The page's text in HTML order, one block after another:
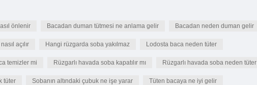
önlenir Bacadan duman tütmesi ne anlama gelir Bacadan neden duman gelir
açılır Hangi rüzgarda soba yakılmaz Lodosta baca neden tüter
temizler mi Rüzgarlı havada soba kapatılır mı Rüzgarlı havada soba neden tüter
tüter Sobanın altındaki çubuk ne işe yarar Tüten bacaya ne iyi gelir